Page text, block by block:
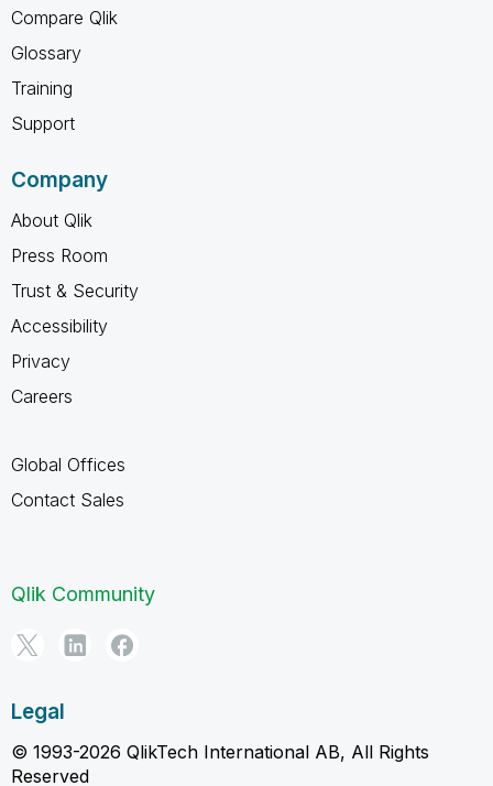
Compare Qlik
Glossary
Training
Support
Company
About Qlik
Press Room
Trust & Security
Accessibility
Privacy
Careers
Global Offices
Contact Sales
Qlik Community
Legal
© 1993-2026 QlikTech International AB, All Rights
Reserved